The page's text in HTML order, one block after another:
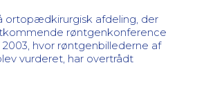
ortopædkirurgisk afdeling, der
røntgenkonference
hvor røntgenbillederne af
vurderet, har overtrådt